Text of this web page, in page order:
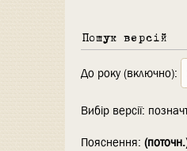
Пошук версій
До року (включно):
Вибір версії:
Пояснення: